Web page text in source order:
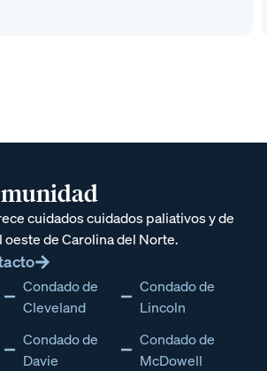
cuidadoscuidados paliativos y de
de Carolina del Norte.
Condado de
Cleveland
Condado de
Davie
Condado de
Lincoln
Condado de
McDowell